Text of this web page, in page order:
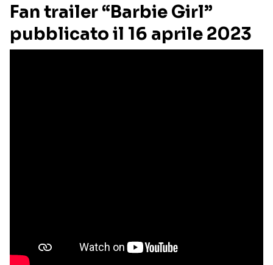
Fan trailer “Barbie Girl”
pubblicato il 16 aprile 2023